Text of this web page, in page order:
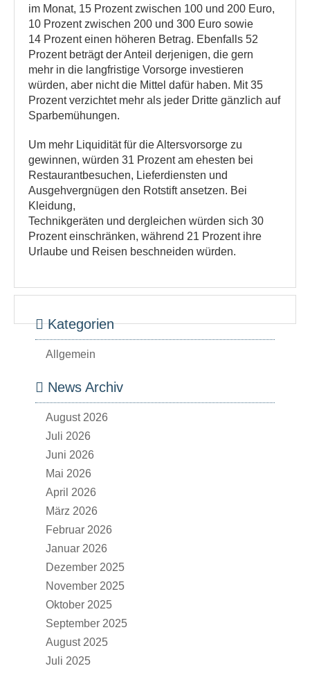
im Monat, 15 Prozent zwischen 100 und 200 Euro,
10 Prozent zwischen 200 und 300 Euro sowie
14 Prozent einen höheren Betrag. Ebenfalls 52
Prozent beträgt der Anteil derjenigen, die gern
mehr in die langfristige Vorsorge investieren
würden, aber nicht die Mittel dafür haben. Mit 35
Prozent verzichtet mehr als jeder Dritte gänzlich auf
Sparbemühungen.
Um mehr Liquidität für die Altersvorsorge zu
gewinnen, würden 31 Prozent am ehesten bei
Restaurantbesuchen, Lieferdiensten und
Ausgehvergnügen den Rotstift ansetzen. Bei
Kleidung,
Technikgeräten und dergleichen würden sich 30
Prozent einschränken, während 21 Prozent ihre
Urlaube und Reisen beschneiden würden.
Kategorien
Allgemein
News Archiv
August 2026
Juli 2026
Juni 2026
Mai 2026
April 2026
März 2026
Februar 2026
Januar 2026
Dezember 2025
November 2025
Oktober 2025
September 2025
August 2025
Juli 2025